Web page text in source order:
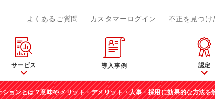
サービス 導入事例 認定
よくあるご質問 カスタマーログイン 不正を見つけ
ションとは？意味やメリット・デメリット・人事・採用に効果的な方法を